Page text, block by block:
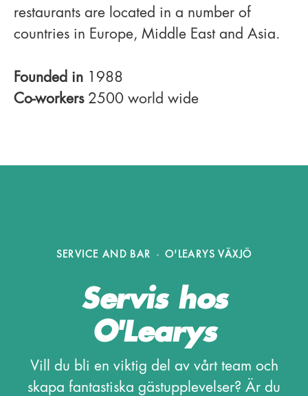
restaurants are located in a number of
countries in Europe, Middle East and Asia.
Founded in 1988
Co-workers 2500 world wide
SERVICE AND BAR · O'LEARYS VÄXJÖ
Servis hos
O'Learys
Vill du bli en viktig del av vårt team och
skapa fantastiska gästupplevelser? Är du